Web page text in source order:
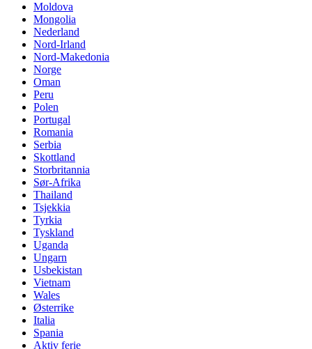
Moldova
Mongolia
Nederland
Nord-Irland
Nord-Makedonia
Norge
Oman
Peru
Polen
Portugal
Romania
Serbia
Skottland
Storbritannia
Sør-Afrika
Thailand
Tsjekkia
Tyrkia
Tyskland
Uganda
Ungarn
Usbekistan
Vietnam
Wales
Østerrike
Italia
Spania
Aktiv ferie